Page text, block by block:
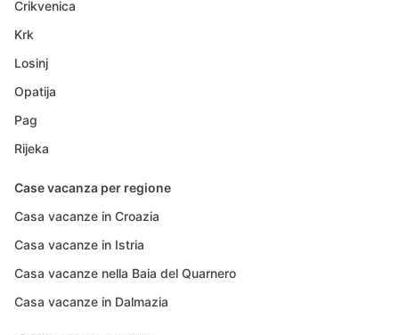
Crikvenica
Krk
Losinj
Opatija
Pag
Rijeka
Case vacanza per regione
Casa vacanze in Croazia
Casa vacanze in Istria
Casa vacanze nella Baia del Quarnero
Casa vacanze in Dalmazia